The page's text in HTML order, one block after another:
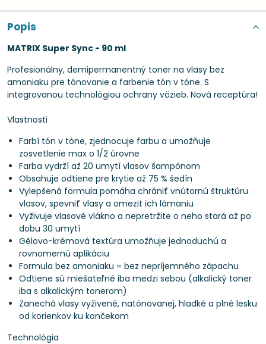
Popis
MATRIX Super Sync - 90 ml
Profesionálny, demipermanentný toner na vlasy bez
amoniaku pre tónovanie a farbenie tón v tóne. S
integrovanou technológiou ochrany väzieb. Nová receptúra!
Vlastnosti
Farbí tón v tóne, zjednocuje farbu a umožňuje
zosvetlenie max o 1/2 úrovne
Farba vydrží až 20 umytí vlasov šampónom
Obsahuje odtiene pre krytie až 75 % šedín
Vylepšená formula pomáha chrániť vnútornú štruktúru
vlasov, spevniť vlasy a omezit ich lámaniu
Vyživuje vlasové vlákno a nepretržite o neho stará až po
dobu 30 umytí
Gélovo-krémová textúra umožňuje jednoduchú a
rovnomernú aplikáciu
Formula bez amoniaku = bez nepríjemného zápachu
Odtiene sú miešateľné iba medzi sebou (alkalický toner
iba s alkalickým tonerom)
Zanechá vlasy vyživené, natónovanej, hladké a plné lesku
od korienkov ku končekom
Technológia